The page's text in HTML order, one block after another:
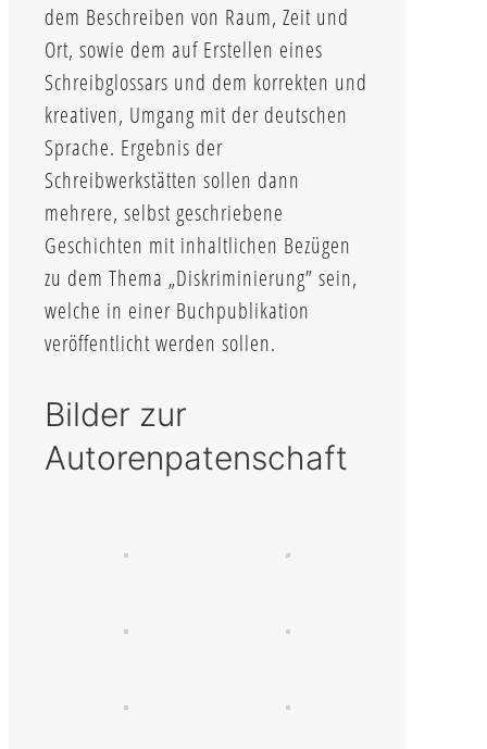
dem Beschreiben von Raum, Zeit und
Ort, sowie dem auf Erstellen eines
Schreibglossars und dem korrekten und
kreativen, Umgang mit der deutschen
Sprache. Ergebnis der
Schreibwerkstätten sollen dann
mehrere, selbst geschriebene
Geschichten mit inhaltlichen Bezügen
zu dem Thema „Diskriminierung” sein,
welche in einer Buchpublikation
veröffentlicht werden sollen.
Bilder zur
Autorenpatenschaft